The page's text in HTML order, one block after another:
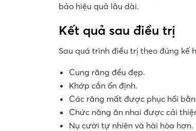
bảo hiệu quả lâu dài.
Kết quả sau điều trị
Sau quá trình điều trị theo đúng kế
Cung răng đều đẹp.
Khớp cắn ổn định.
Các răng mất được phục hồi
Chức năng ăn nhai được cải
Nụ cười tự nhiên và hài hòa hơn.